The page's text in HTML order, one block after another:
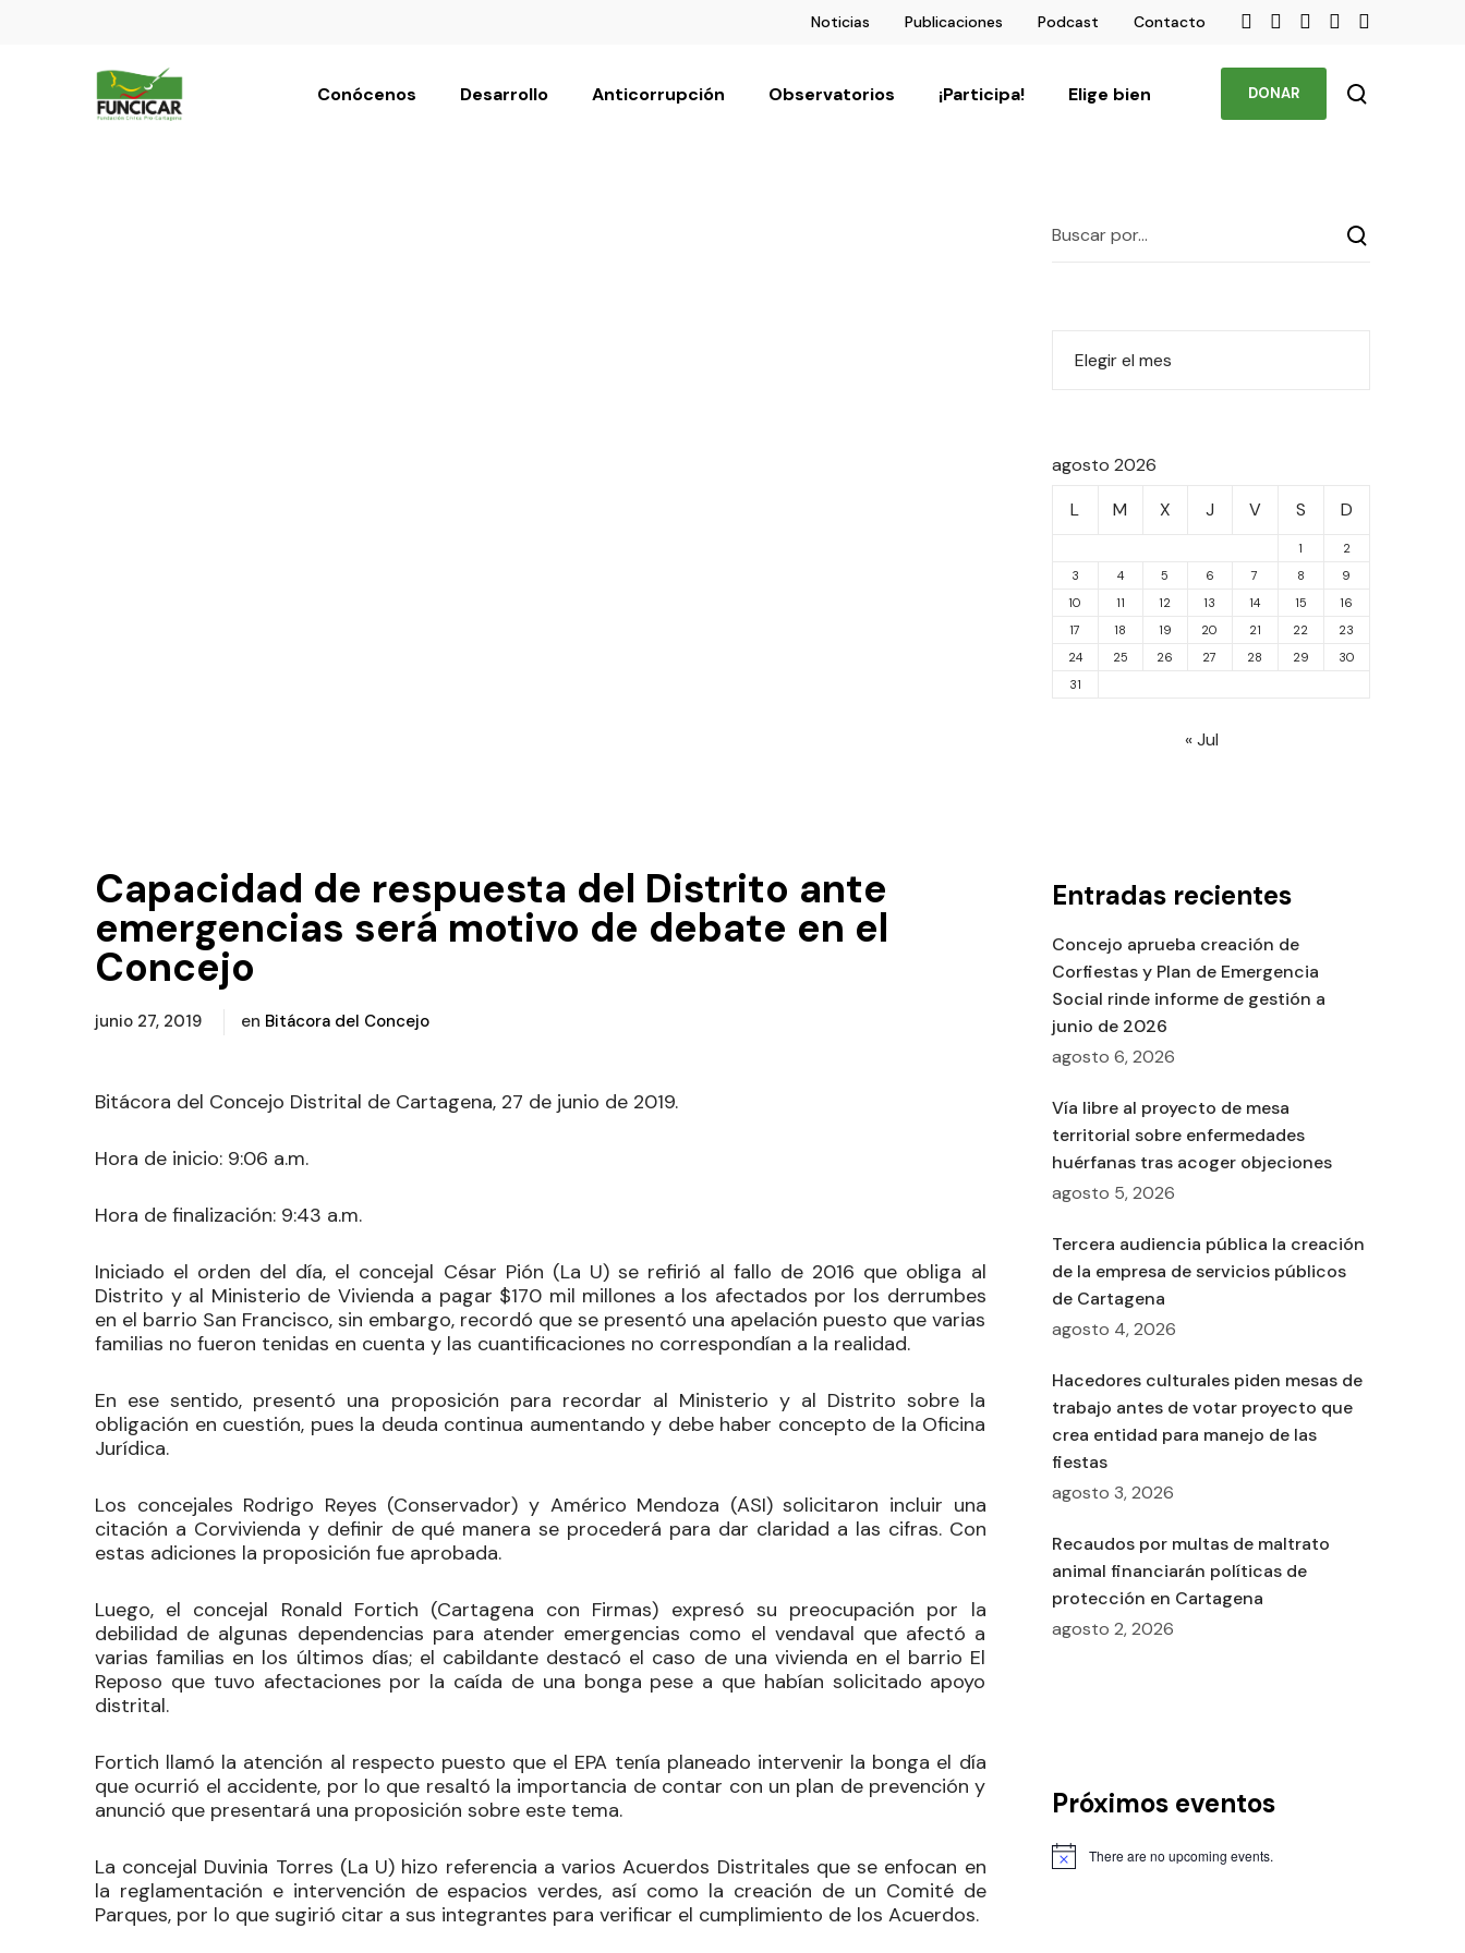
Noticias Publicaciones Podcast Contacto
Conócenos Desarrollo Anticorrupción Observatorios ¡Participa! Elige bien DONAR
Capacidad de respuesta del Distrito ante
emergencias será motivo de debate en el
Concejo
junio 27, 2019 en Bitácora del Concejo
Bitácora del Concejo Distrital de Cartagena, 27 de junio de 2019.
Hora de inicio: 9:06 a.m.
Hora de finalización: 9:43 a.m.
Iniciado el orden del día, el concejal César Pión (La U) se refirió al fallo de 2016 que obliga al
Distrito y al Ministerio de Vivienda a pagar $170 mil millones a los afectados por los derrumbes
en el barrio San Francisco, sin embargo, recordó que se presentó una apelación puesto que varias
familias no fueron tenidas en cuenta y las cuantificaciones no correspondían a la realidad.
En ese sentido, presentó una proposición para recordar al Ministerio y al Distrito sobre la
obligación en cuestión, pues la deuda continua aumentando y debe haber concepto de la Oficina
Jurídica.
Los concejales Rodrigo Reyes (Conservador) y Américo Mendoza (ASI) solicitaron incluir una
citación a Corvivienda y definir de qué manera se procederá para dar claridad a las cifras. Con
estas adiciones la proposición fue aprobada.
Luego, el concejal Ronald Fortich (Cartagena con Firmas) expresó su preocupación por la
debilidad de algunas dependencias para atender emergencias como el vendaval que afectó a
varias familias en los últimos días; el cabildante destacó el caso de una vivienda en el barrio El
Reposo que tuvo afectaciones por la caída de una bonga pese a que habían solicitado apoyo
distrital.
Fortich llamó la atención al respecto puesto que el EPA tenía planeado intervenir la bonga el día
que ocurrió el accidente, por lo que resaltó la importancia de contar con un plan de prevención y
anunció que presentará una proposición sobre este tema.
La concejal Duvinia Torres (La U) hizo referencia a varios Acuerdos Distritales que se enfocan en
la reglamentación e intervención de espacios verdes, así como la creación de un Comité de
Parques, por lo que sugirió citar a sus integrantes para verificar el cumplimiento de los Acuerdos.
agosto 2026
L
M X J V S D
1
2
3
4 5 6 7 8
9
10
11 12 13 14 15
16
17
18 19 20 21 22
23
24
25 26 27 28 29
30
31
« Jul
Entradas recientes
Concejo aprueba creación de
Corfiestas y Plan de Emergencia
Social rinde informe de gestión a
junio de 2026
agosto 6, 2026
Vía libre al proyecto de mesa
territorial sobre enfermedades
huérfanas tras acoger objeciones
agosto 5, 2026
Tercera audiencia pública la creación
de la empresa de servicios públicos
de Cartagena
agosto 4, 2026
Hacedores culturales piden mesas de
trabajo antes de votar proyecto que
crea entidad para manejo de las
fiestas
agosto 3, 2026
Recaudos por multas de maltrato
animal financiarán políticas de
protección en Cartagena
agosto 2, 2026
Próximos eventos
There are no upcoming events.